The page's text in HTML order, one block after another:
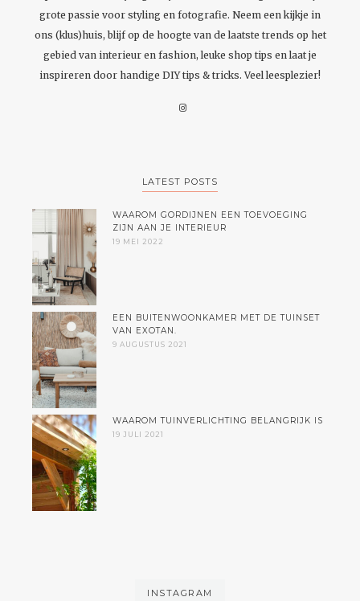
grote passie voor styling en fotografie. Neem een kijkje in
ons (klus)huis, blijf op de hoogte van de laatste trends op het
gebied van interieur en fashion, leuke shop tips en laat je
inspireren door handige DIY tips & tricks. Veel leesplezier!
LATEST POSTS
WAAROM GORDIJNEN EEN TOEVOEGING
ZIJN AAN JE INTERIEUR
19 MEI 2022
EEN BUITENWOONKAMER MET DE TUINSET
VAN EXOTAN.
9 AUGUSTUS 2021
WAAROM TUINVERLICHTING BELANGRIJK IS
19 JULI 2021
INSTAGRAM